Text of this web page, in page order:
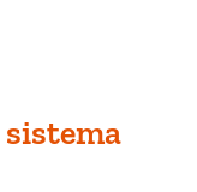
sistema